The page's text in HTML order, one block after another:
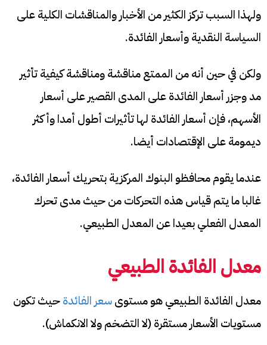
ولهذا السبب تركز الكثير من الأخبار والمناقشات الكلية على
السياسة النقدية وأسعار الفائدة.
ولكن في حين أنه من الممتع مناقشة ومناقشة كيفية تأثير
مد وجزر أسعار الفائدة على المدى القصير على أسعار
الأسهم، فإن أسعار الفائدة لها تأثيرات أطول أمدا وأكثر
ديمومة على الإقتصادات أيضا.
عندما يقوم محافظو البنوك المركزية بتحريك أسعار الفائدة،
غالبا ما يتم قياس هذه التحركات من حيث مدى تحرك
المعدل الفعلي بعيدا عن المعدل الطبيعي.
معدل الفائدة الطبيعي
معدل الفائدة الطبيعي هو مستوىسعر الفائدةحيث تكون
مستويات الأسعار مستقرة (لا التضخم ولا الانكماش).